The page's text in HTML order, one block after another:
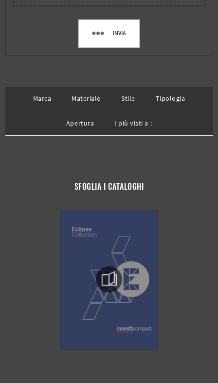
INVIA
Marca Materiale Stile Tipologia
Apertura I più visti a :
SFOGLIA I CATALOGHI